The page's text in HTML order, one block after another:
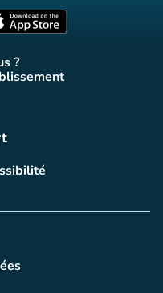
onglet)
?
onglet)
onglet)
onglet)